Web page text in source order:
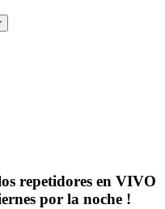
repetidores en VIVO
por la noche !